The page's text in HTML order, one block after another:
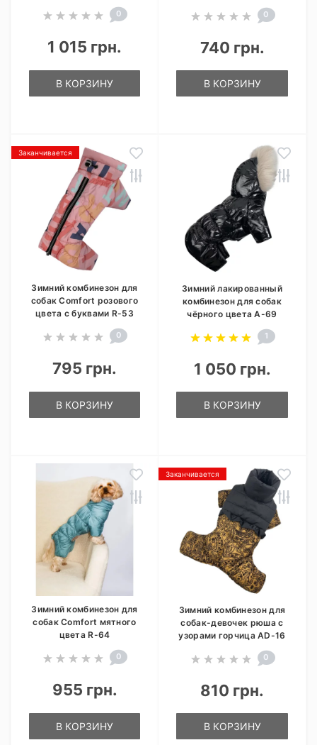
0
1 015 грн.
В КОРЗИНУ
0
740 грн.
В КОРЗИНУ
Заканчивается
Зимний комбинезон для
собак Comfort розового
цвета с буквами R-53
0
795 грн.
В КОРЗИНУ
Зимний лакированный
комбинезон для собак
чёрного цвета A-69
1
1 050 грн.
В КОРЗИНУ
Зимний комбинезон для
собак Comfort мятного
цвета R-64
0
955 грн.
В КОРЗИНУ
Заканчивается
Зимний комбинезон для
собак-девочек рюша с
узорами горчица AD-16
0
810 грн.
В КОРЗИНУ